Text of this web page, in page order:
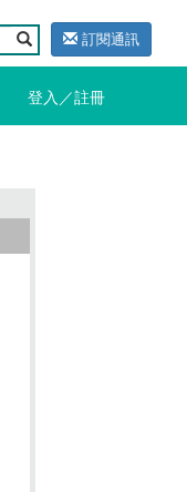
訂閱通訊
登入／註冊